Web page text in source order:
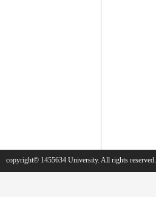
copyright© 1455634 University. All rights reserved.